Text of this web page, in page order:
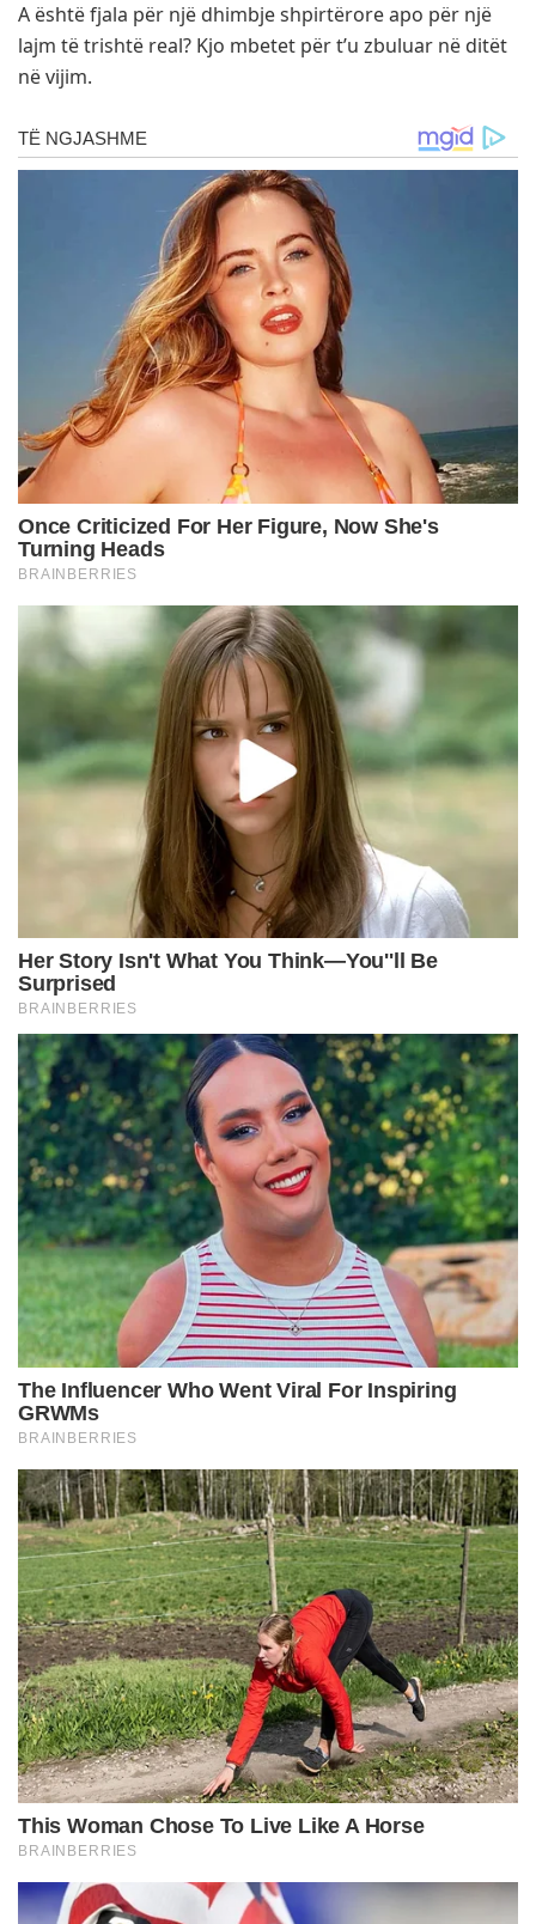
A është fjala për një dhimbje shpirtërore apo për një
lajm të trishtë real? Kjo mbetet për t’u zbuluar në ditët
në vijim.